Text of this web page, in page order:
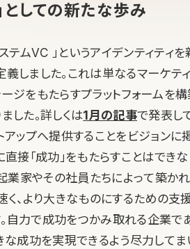
としての新たな歩み
テムVC 」というアイデンティティ
しました。これは単なるマーケティ
ジをもたらすプラットフォームを
した。詳しくは1月の記事で発表し
アップへ提供することをビジョンに
接「成功」をもたらすことはでき
業家やその社員たちによって築か
く、より大きなものにするための支
自力で成功をつかみ取れる企業で
な成功を実現できるよう尽力してま